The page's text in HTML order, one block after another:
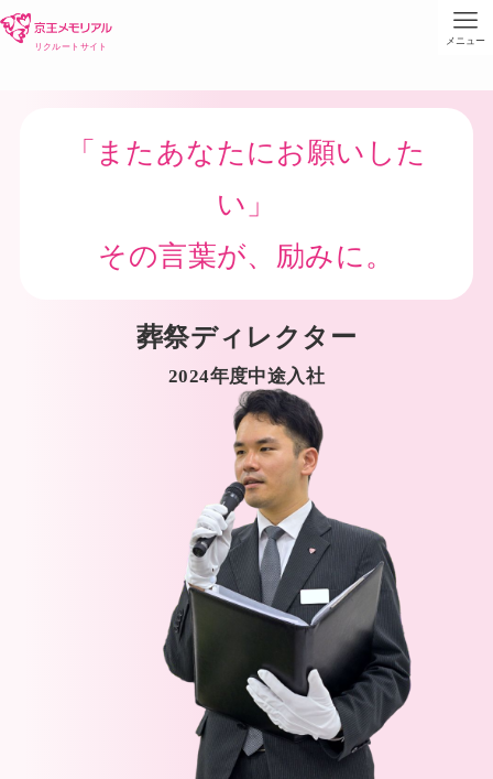
メニュー
「またあなたにお願いした
い」
その言葉が、励みに。
葬祭ディレクター
2024年度中途入社